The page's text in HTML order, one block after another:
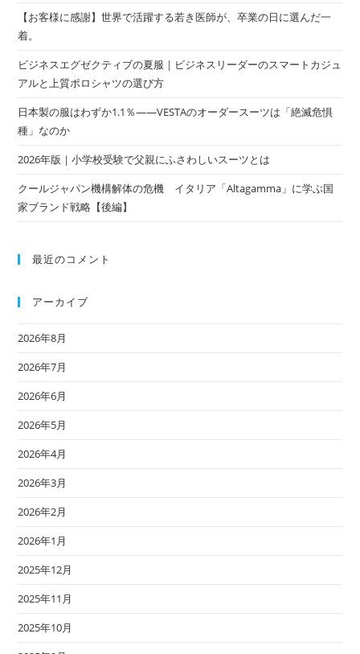
【お客様に感謝】世界で活躍する若き医師が、卒業の日に選んだ一
着。
ビジネスエグゼクティブの夏服｜ビジネスリーダーのスマートカジュ
アルと上質ポロシャツの選び方
日本製の服はわずか1.1％——VESTAのオーダースーツは「絶滅危惧
種」なのか
2026年版｜小学校受験で父親にふさわしいスーツとは
クールジャパン機構解体の危機 イタリア「Altagamma」に学ぶ国
家ブランド戦略【後編】
最近のコメント
アーカイブ
2026年8月
2026年7月
2026年6月
2026年5月
2026年4月
2026年3月
2026年2月
2026年1月
2025年12月
2025年11月
2025年10月